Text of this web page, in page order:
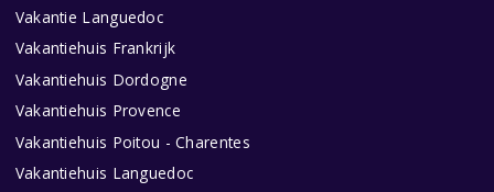
Vakantie Languedoc
Vakantiehuis Frankrijk
Vakantiehuis Dordogne
Vakantiehuis Provence
Vakantiehuis Poitou - Charentes
Vakantiehuis Languedoc